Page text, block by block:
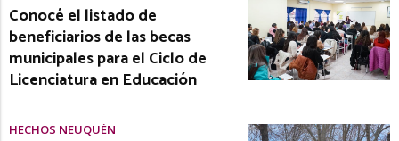
Conocé el listado de
beneficiarios de las becas
municipales para el Ciclo de
Licenciatura en Educación
HECHOS NEUQUÉN